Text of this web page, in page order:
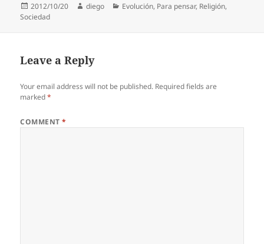
Posted
on
2012/10/20 Author
diego Categories
Evolución, Para pensar, Religión,
Sociedad
Leave a Reply
Your email address will not be published. Required fields are
marked*
COMMENT*